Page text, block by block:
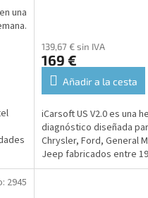
una
139,67 € sin IVA
169 €
Añadir a la cesta
iCarsoft US V2.0 es una
diagnóstico diseñada
Chrysler, Ford, General
Jeep fabricados entre
el diagnóstico de...
2945